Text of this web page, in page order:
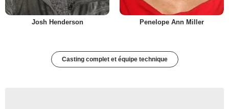
Josh Henderson Penelope Ann Miller
Casting complet et équipe technique